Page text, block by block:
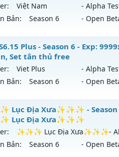
OK
9999x - Drop: 80%
loại: Mu Bán Đồ Full Trong
Shark
Việt Nam - Alpha
Bản:
Season 6 - Open
Việt Nam - GIẢI TRÍ-DỄ CHƠI
mới ra tháng 08 2026 - Mở
500x - Drop: 20%
loại: Mu Nguyên bản Webzen
PRO
Plus - Season 6 - Exp:
Set tân thủ free
Viet Plus - Alpha
Bản:
Season 6 - Open
SS6.15 Plus - Boss drop 1h/
mới ra tháng 08 2026 - Mở
9999x - Drop: 90%
Lục Địa Xưa✨✨✨ - Season
Lục Địa Xưa✨✨✨
✨✨✨ Lục Địa Xưa✨✨✨-
Bản:
Season 6 - Open